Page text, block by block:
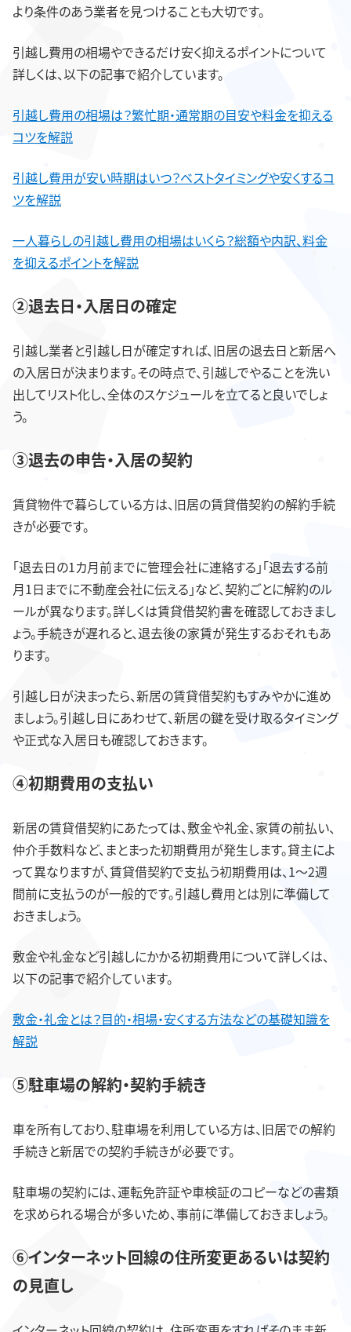
より条件のあう業者を見つけることも大切です。
引越し費用の相場やできるだけ安く抑えるポイントについて
詳しくは、以下の記事で紹介しています。
引越し費用の相場は？繁忙期・通常期の目安や料金を抑える
コツを解説
引越し費用が安い時期はいつ？ベストタイミングや安くするコ
ツを解説
一人暮らしの引越し費用の相場はいくら？総額や内訳、料金
を抑えるポイントを解説
②退去日・入居日の確定
引越し業者と引越し日が確定すれば、旧居の退去日と新居へ
の入居日が決まります。その時点で、引越しでやることを洗い
出してリスト化し、全体のスケジュールを立てると良いでしょ
う。
③退去の申告・入居の契約
賃貸物件で暮らしている方は、旧居の賃貸借契約の解約手続
きが必要です。
「退去日の1カ月前までに管理会社に連絡する」「退去する前
月1日までに不動産会社に伝える」など、契約ごとに解約のル
ールが異なります。詳しくは賃貸借契約書を確認しておきまし
ょう。手続きが遅れると、退去後の家賃が発生するおそれもあ
ります。
引越し日が決まったら、新居の賃貸借契約もすみやかに進め
ましょう。引越し日にあわせて、新居の鍵を受け取るタイミング
や正式な入居日も確認しておきます。
④初期費用の支払い
新居の賃貸借契約にあたっては、敷金や礼金、家賃の前払い、
仲介手数料など、まとまった初期費用が発生します。貸主によ
って異なりますが、賃貸借契約で支払う初期費用は、1～2週
間前に支払うのが一般的です。引越し費用とは別に準備して
おきましょう。
敷金や礼金など引越しにかかる初期費用について詳しくは、
以下の記事で紹介しています。
敷金・礼金とは？目的・相場・安くする方法などの基礎知識を
解説
⑤駐車場の解約・契約手続き
車を所有しており、駐車場を利用している方は、旧居での解約
手続きと新居での契約手続きが必要です。
駐車場の契約には、運転免許証や車検証のコピーなどの書類
を求められる場合が多いため、事前に準備しておきましょう。
⑥インターネット回線の住所変更あるいは契約
の見直し